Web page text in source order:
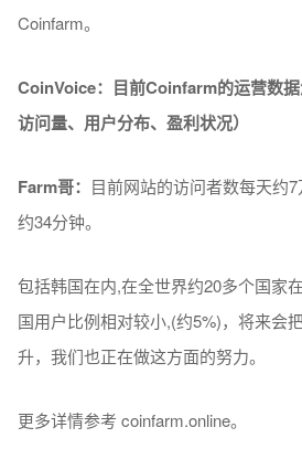
Coinfarm。
CoinVoice：目前Coinfarm的运营数据
访问量、用户分布、盈利状况）
Farm哥： 目前网站的访问者数每天约
约34分钟。
包括韩国在内,在全世界约20多个国家
国用户比例相对较小,(约5%)，将来会
升，我们也正在做这方面的努力。
更多详情参考 coinfarm.online。